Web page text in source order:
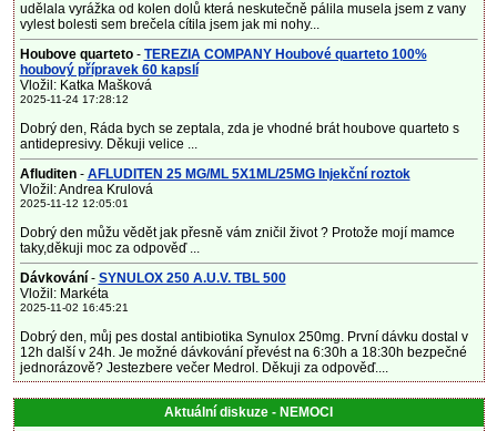
udělala vyrážka od kolen dolů která neskutečně pálila musela jsem z vany
vylest bolesti sem brečela cítila jsem jak mi nohy...
Houbove quarteto- TEREZIA COMPANY Houbové quarteto 100%
houbový přípravek 60 kapslí
Vložil: Katka Mašková
2025-11-24 17:28:12
Dobrý den, Ráda bych se zeptala, zda je vhodné brát houbove quarteto s
antidepresivy. Děkuji velice ...
Afluditen- AFLUDITEN 25 MG/ML 5X1ML/25MG Injekční roztok
Vložil: Andrea Krulová
2025-11-12 12:05:01
Dobrý den můžu vědět jak přesně vám zničil život ? Protože mojí mamce
taky,děkuji moc za odpověď ...
Dávkování - SYNULOX 250 A.U.V. TBL 500
Vložil: Markéta
2025-11-02 16:45:21
Dobrý den, můj pes dostal antibiotika Synulox 250mg. První dávku dostal v
12h další v 24h. Je možné dávkování převést na 6:30h a 18:30h bezpečné
jednorázově? Jestezbere večer Medrol. Děkuji za odpověď....
Aktuální diskuze - NEMOCI